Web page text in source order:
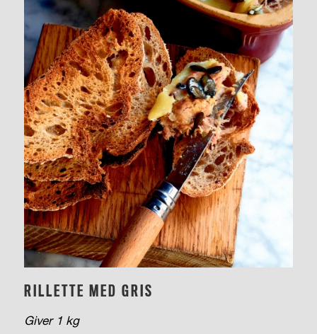
RILLETTE MED GRIS
Giver 1 kg